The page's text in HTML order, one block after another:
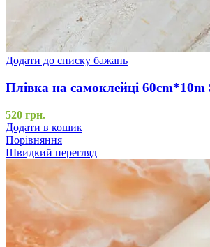
Додати до списку бажань
Плівка на самоклейці 60cm*10m
520 грн.
Додати в кошик
Порівняння
Швидкий перегляд